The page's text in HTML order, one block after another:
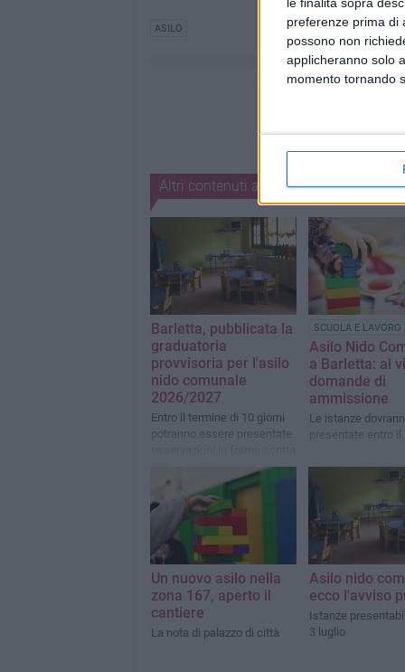
preferenze prima di
possono non
applicheranno solo
momento tornando
ASILO
Altri contenuti a tema
Barletta, pubblicata la
graduatoria
provvisoria per l'asilo
nido comunale
2026/2027
Entro il termine di 10 giorni
potranno essere presentate
SCUOLA E LAVORO
Asilo Nido
a Barletta: al
domande di
ammissione
Le istanze
presentate entro il
Un nuovo asilo nella
zona 167, aperto il
cantiere
La nota di palazzo di città
Asilo nido
ecco l'avviso
Istanze
3 luglio